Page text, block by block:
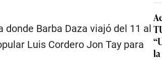
Barba Daza viajó del 11 al
Luis Cordero Jon Tay para